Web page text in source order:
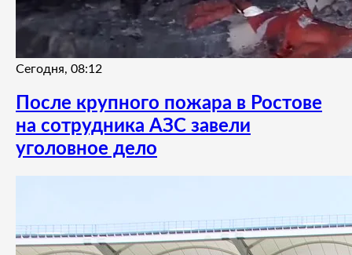
Сегодня, 08:12
После крупного пожара в Ростове
на сотрудника АЗС завели
уголовное дело